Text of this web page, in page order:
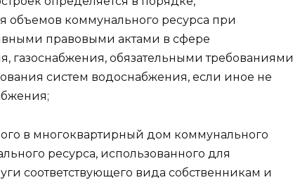
коммунального ресурса при
правовыми актами в сфере
газоснабжения, обязательными требованиями
систем водоснабжения, если иное не
в многоквартирный дом коммунального
ресурса, использованного для
соответствующего вида собственникам и